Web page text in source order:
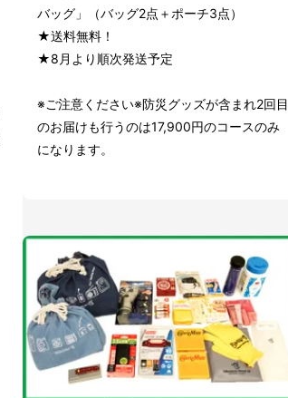
バッグ」（バッグ2点＋ポーチ3点）
★送料無料！
★8月より順次発送予定
※ご注意ください※防災グッズが含まれ2回目
のお届けも行うのは17,900円のコースのみ
になります。